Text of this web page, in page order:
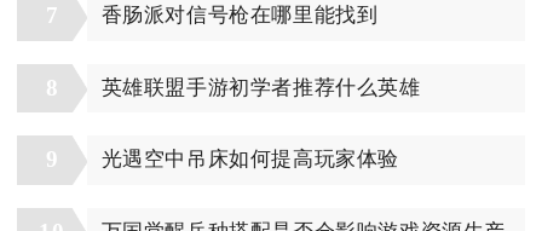
7 香肠派对信号枪在哪里能找到
8 英雄联盟手游初学者推荐什么英雄
9 光遇空中吊床如何提高玩家体验